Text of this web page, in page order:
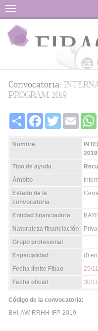
Menu
Convocatoria:
PROGRAM 2019
Share FacebookTwitter Email
Nombre
2019
Tipo de ayuda
Ámbito
Estado de la
convocatoria
Entidad financiadora
Naturaleza financiación
Grupo profesional
Especialidad
(0
Fecha límite Fibao
25/
Fecha oficial
30/
Código de la convocatoria:
BHI-AW-RRHH-IFP-2019